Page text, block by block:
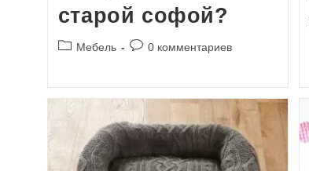
старой софой?
Рубрика
Мебель
Комментарии
0 комментариев